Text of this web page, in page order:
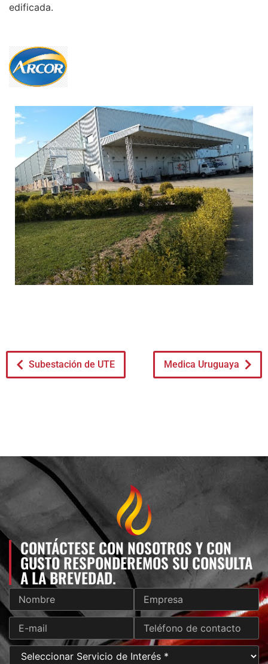
edificada.
Subestación de UTE Medica Uruguaya
CONTÁCTESE CON NOSOTROS Y CON
GUSTO RESPONDEREMOS SU CONSULTA
A LA BREVEDAD.